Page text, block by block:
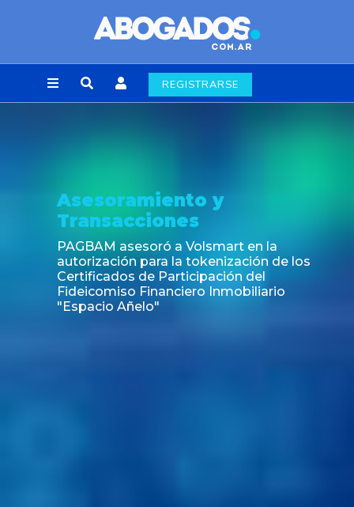
REGISTRARSE
Asesoramiento y
Transacciones
PAGBAM asesoró a Volsmart en la
autorización para la tokenización de los
Certificados de Participación del
Fideicomiso Financiero Inmobiliario
"Espacio Añelo"